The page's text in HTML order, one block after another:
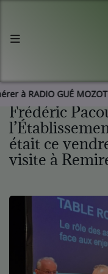
à RADIO GUÉ
Agenda
Les actus de RGM
L'histoire de RGM
Equipes
Frédéric
était ce
visite à